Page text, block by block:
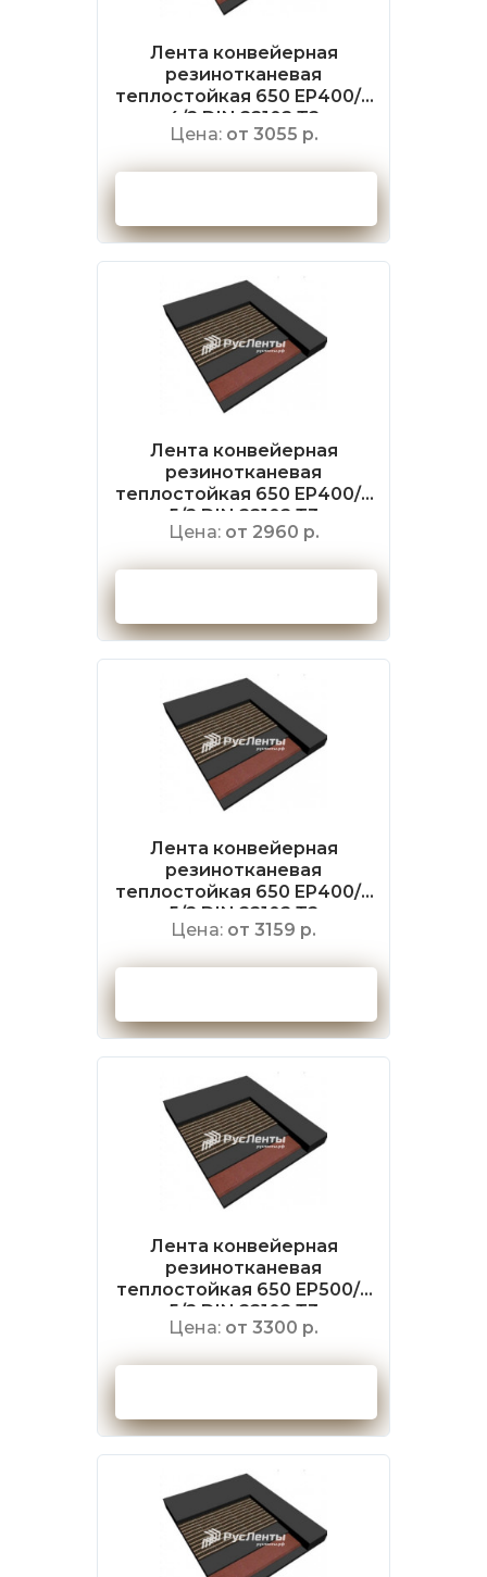
Лента конвейерная
резинотканевая
теплостойкая 650 EP400/3
4/2 DIN 22102 Т2
Цена: от 3055 р.
Лента конвейерная
резинотканевая
теплостойкая 650 EP400/3
5/2 DIN 22102 Т3
Цена: от 2960 р.
Лента конвейерная
резинотканевая
теплостойкая 650 EP400/3
5/2 DIN 22102 Т2
Цена: от 3159 р.
Лента конвейерная
резинотканевая
теплостойкая 650 EP500/4
5/2 DIN 22102 Т3
Цена: от 3300 р.